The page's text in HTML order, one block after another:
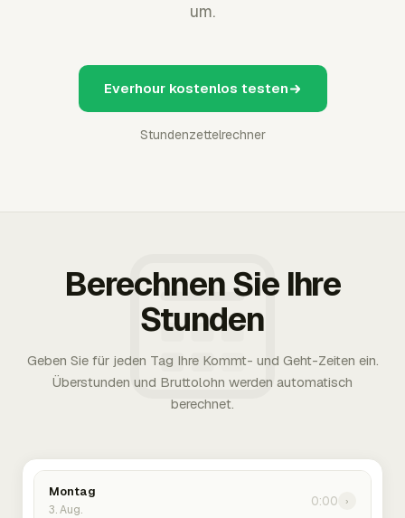
um.
Everhour kostenlos testen
Stundenzettelrechner
Berechnen Sie Ihre
Stunden
Geben Sie für jeden Tag Ihre Kommt- und Geht-Zeiten ein.
Überstunden und Bruttolohn werden automatisch
berechnet.
Montag
3. Aug.
0:00 ›